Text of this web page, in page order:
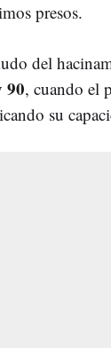
presos.
del
90, cuando el
su